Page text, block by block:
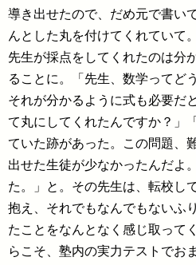
導き出せたので、だめ元で書い
んとした丸を付けてくれていて
先生が採点をしてくれたのは分
ることに。「先生、数学ってど
それが分かるように式も必要だ
て丸にしてくれたんですか？」
ていた跡があった。この問題、
出せた生徒が少なかったんだよ
た。」と。その先生は、転校し
抱え、それでもなんでもないふ
たことをなんとなく感じ取って
らこそ、塾内の実力テストでお